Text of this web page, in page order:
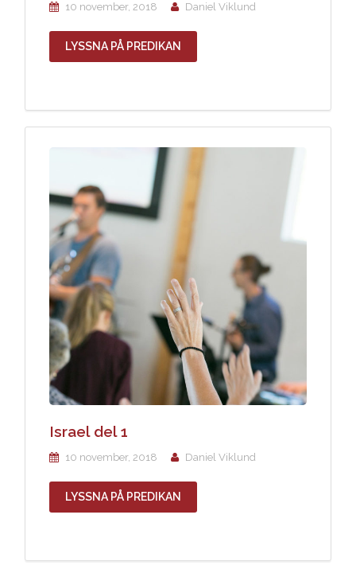
10 november, 2018 Daniel Viklund
LYSSNA PÅ PREDIKAN
Israel del 1
10 november, 2018 Daniel Viklund
LYSSNA PÅ PREDIKAN